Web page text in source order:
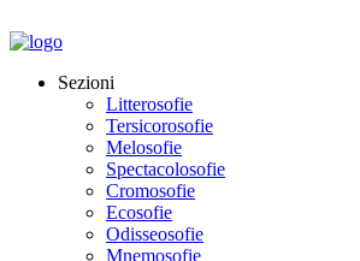
Sezioni
Litterosofie
Tersicorosofie
Melosofie
Spectacolosofie
Cromosofie
Ecosofie
Odisseosofie
Mnemosofie